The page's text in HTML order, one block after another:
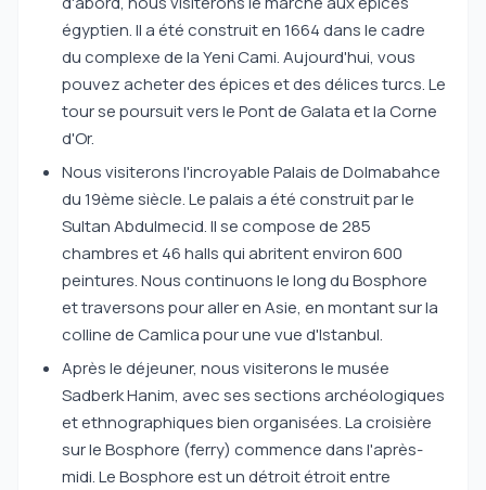
égyptien. Il a été construit en 1664 dans le cadre
du complexe de la Yeni Cami. Aujourd'hui, vous
pouvez acheter des épices et des délices turcs. Le
tour se poursuit vers le Pont de Galata et la Corne
d'Or.
Nous visiterons l'incroyable Palais de Dolmabahce
du 19ème siècle. Le palais a été construit par le
Sultan Abdulmecid. Il se compose de 285
chambres et 46 halls qui abritent environ 600
peintures. Nous continuons le long du Bosphore
et traversons pour aller en Asie, en montant sur la
colline de Camlica pour une vue d'Istanbul.
Après le déjeuner, nous visiterons le musée
Sadberk Hanim, avec ses sections archéologiques
et ethnographiques bien organisées. La croisière
sur le Bosphore (ferry) commence dans l'après-
midi. Le Bosphore est un détroit étroit entre